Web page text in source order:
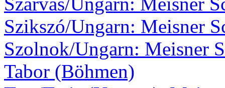
Szikszó/Ungarn: Meisner
Szolnok/Ungarn: Meisner
Tabor (Böhmen)